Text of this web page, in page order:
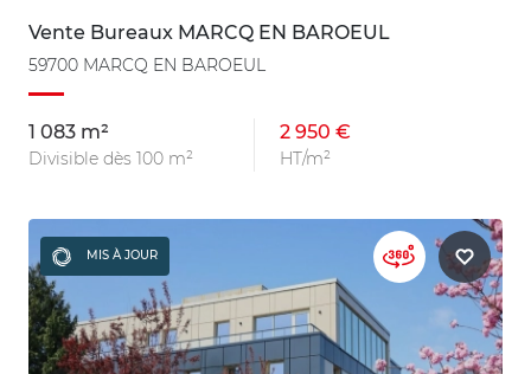
Vente Bureaux MARCQ EN BAROEUL
59700 MARCQ EN BAROEUL
1 083 m²
Divisible dès 100 m²
2 950 €
HT/m²
MIS À JOUR